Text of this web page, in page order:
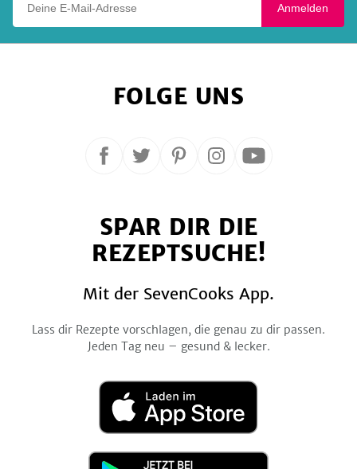
Anmelden
FOLGE UNS
Folge
Facebook
Folge
Twitter
Folge
Pinterest
Folge
Instagram
Folge
YouTube
SPAR DIR DIE
REZEPTSUCHE!
Mit der SevenCooks App.
Lass dir Rezepte vorschlagen, die genau zu dir passen.
Jeden Tag neu – gesund & lecker.
Laden
im
App
Jetzt